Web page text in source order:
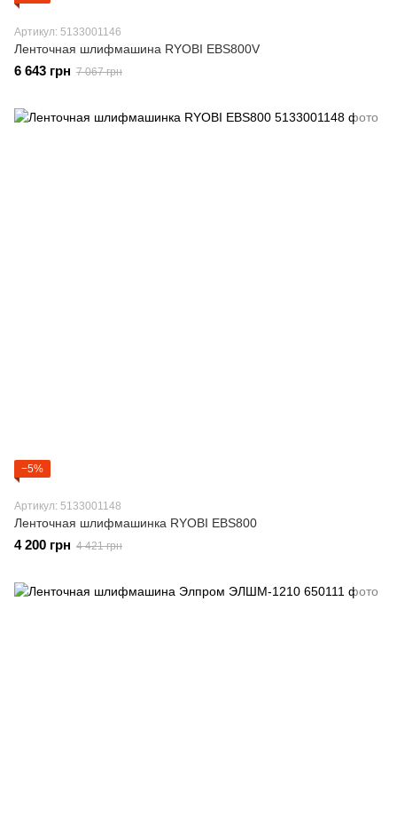
Артикул: 5133001146
Ленточная шлифмашина RYOBI EBS800V
6 643 грн 7 067 грн
−5%
Артикул: 5133001148
Ленточная шлифмашинка RYOBI EBS800
4 200 грн 4 421 грн